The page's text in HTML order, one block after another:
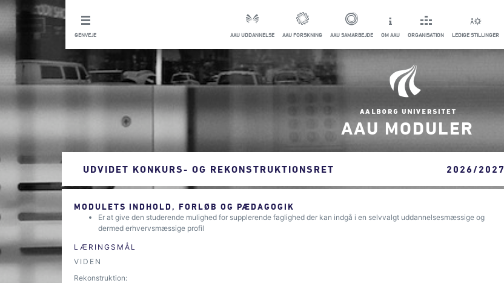
GENVEJE AAU UDDANNELSE AAU FORSKNING AAU SAMARBEJDE OM AAU ORGANISATION LEDIGE STILLINGER
AAU MODULER
UDVIDET KONKURS- OG REKONSTRUKTIONSRET 2026/2027
MODULETS INDHOLD, FORLØB OG PÆDAGOGIK
Er at give den studerende mulighed for supplerende faglighed der kan indgå i en selvvalgt uddannelsesmæssige og
dermed erhvervsmæssige profil
LÆRINGSMÅL
VIDEN
Rekonstruktion: